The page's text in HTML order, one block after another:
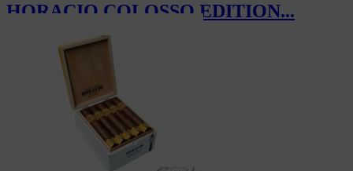
HORACIO COLOSSO EDITION...
217.50 CHF